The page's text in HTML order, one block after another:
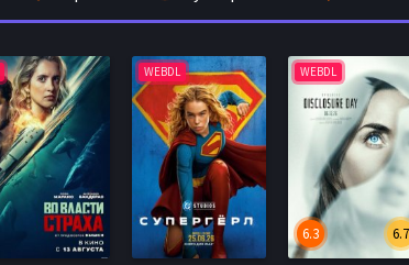
WEBDL WEBDL
6.7
6.3